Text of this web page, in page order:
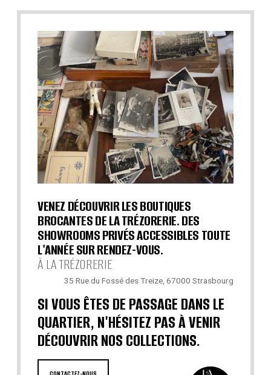
VENEZ DÉCOUVRIR LES BOUTIQUES
BROCANTES DE LA TRÉZORERIE. DES
SHOWROOMS PRIVÉS ACCESSIBLES TOUTE
L'ANNÉE SUR RENDEZ-VOUS.
À LA TRÉZORERIE
35 Rue du Fossé des Treize, 67000 Strasbourg
SI VOUS ÊTES DE PASSAGE DANS LE
QUARTIER, N'HÉSITEZ PAS À VENIR
DÉCOUVRIR NOS COLLECTIONS.